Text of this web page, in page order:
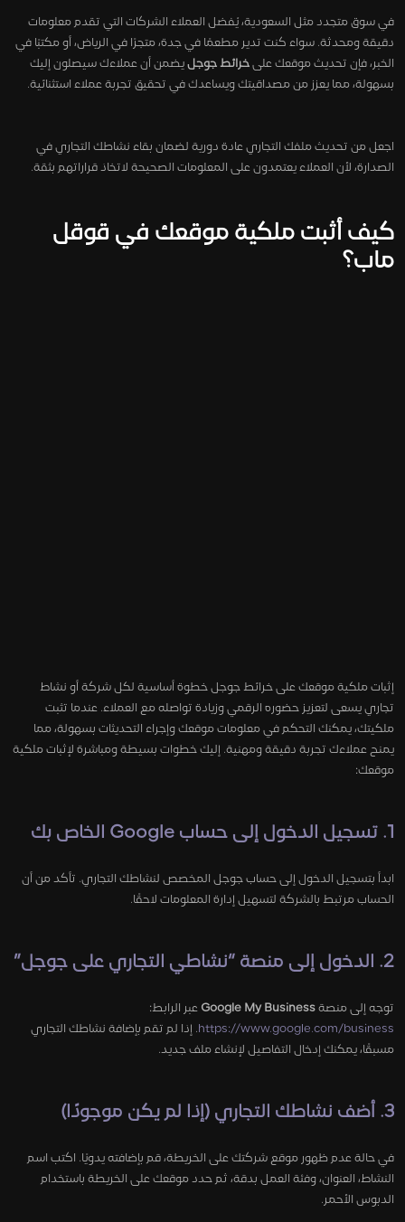
في سوق متجدد مثل السعودية، يُفضل العملاء الشركات التي تقدم معلومات
دقيقة ومحدثة. سواء كنت تدير مطعمًا في جدة، متجرًا في الرياض، أو مكتبًا في
الخبر، فإن تحديث موقعك على خرائط جوجل يضمن أن عملاءك سيصلون إليك
بسهولة، مما يعزز من مصداقيتك ويساعدك في تحقيق تجربة عملاء استثنائية.
اجعل من تحديث ملفك التجاري عادة دورية لضمان بقاء نشاطك التجاري في
الصدارة، لأن العملاء يعتمدون على المعلومات الصحيحة لاتخاذ قراراتهم بثقة.
كيف أثبت ملكية موقعك في قوقل
ماب؟
إثبات ملكية موقعك على خرائط جوجل خطوة أساسية لكل شركة أو نشاط
تجاري يسعى لتعزيز حضوره الرقمي وزيادة تواصله مع العملاء. عندما تثبت
ملكيتك، يمكنك التحكم في معلومات موقعك وإجراء التحديثات بسهولة، مما
يمنح عملاءك تجربة دقيقة ومهنية. إليك خطوات بسيطة ومباشرة لإثبات ملكية
موقعك:
1. تسجيل الدخول إلى حساب Google الخاص بك
ابدأ بتسجيل الدخول إلى حساب جوجل المخصص لنشاطك التجاري. تأكد من أن
الحساب مرتبط بالشركة لتسهيل إدارة المعلومات لاحقًا.
2. الدخول إلى منصة “نشاطي التجاري على جوجل”
توجه إلى منصة Google My Business عبر الرابط:
https://www.google.com/business . إذا لم تقم بإضافة نشاطك التجاري
مسبقًا، يمكنك إدخال التفاصيل لإنشاء ملف جديد.
3. أضف نشاطك التجاري (إذا لم يكن موجودًا)
في حالة عدم ظهور موقع شركتك على الخريطة، قم بإضافته يدويًا. اكتب اسم
النشاط، العنوان، وفئة العمل بدقة، ثم حدد موقعك على الخريطة باستخدام
الدبوس الأحمر.